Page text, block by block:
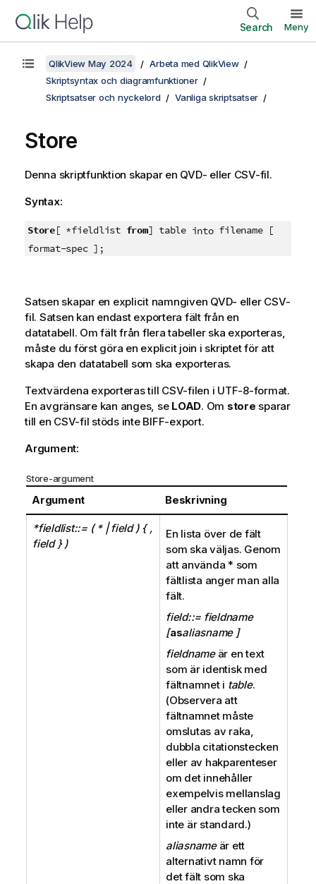
Search Meny
QlikView May 2024
Arbeta med QlikView
Skriptsyntax och diagramfunktioner
Skriptsatser och nyckelord
Vanliga skriptsatser
Store
Denna skriptfunktion skapar en QVD- eller CSV-fil.
Syntax:
Store[ *fieldlist from] table intofilename [
format-spec ];
Satsen skapar en explicit namngiven QVD- eller CSV-
fil. Satsen kan endast exportera fält från en
datatabell. Om fält från flera tabeller ska exporteras,
måste du först göra en explicit join i skriptet för att
skapa den datatabell som ska exporteras.
Textvärdena exporteras till CSV-filen i UTF-8-format.
En avgränsare kan anges, se LOAD. Om store sparar
till en CSV-fil stöds inte BIFF-export.
Argument:
Store-argument
Argument Beskrivning
*fieldlist::= (*| field ) { ,
field } )
En lista över de fält
som ska väljas. Genom
att använda * som
fältlista anger man alla
fält.
field::= fieldname
[asaliasname ]
fieldnameär en text
som är identisk med
fältnamnet i table.
(Observera att
fältnamnet måste
omslutas av raka,
dubbla citationstecken
eller av hakparenteser
om det innehåller
exempelvis mellanslag
eller andra tecken som
inte är standard.)
aliasnameär ett
alternativt namn för
det fält som ska